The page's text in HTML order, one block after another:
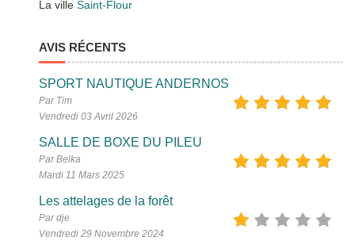
La villeSaint-Flour
AVIS RÉCENTS
SPORT NAUTIQUE ANDERNOS
Par Tim
Vendredi 03 Avril 2026
SALLE DE BOXE DU PILEU
Par Belka
Mardi 11 Mars 2025
Les attelages de la forêt
Par dje
Vendredi 29 Novembre 2024